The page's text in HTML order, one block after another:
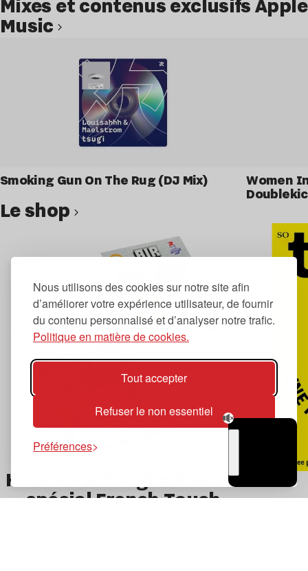
Nous utilisons des cookies sur notre site afin
d’améliorer votre expérience utilisateur, de fournir
du contenu personnalisé et d’analyser notre trafic.
Politique en matière de cookies.
Tout accepter
Refuser le non essentiel
Préférences
Mixes et contenus exclusifs Apple
Music
Smoking Gun On The Rug (DJ Mix) Women
Le shop
Hors Série Tsugi collector
spécial French Touch